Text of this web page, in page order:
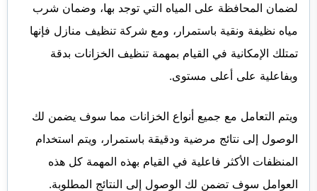
لضمان المحافظة على المياه التي توجد بها، وضمان شرب
مياه نظيفة ونقية باستمرار، ومع شركة تنظيف منازل فإنها
تمتلك الإمكانية في القيام بمهمة تنظيف الخزانات بدقة
وبفاعلية على أعلى مستوى.
ويتم التعامل مع جميع أنواع الخزانات مما سوف يضمن لك
الوصول إلى نتائج مرضية ودقيقة باستمرار، ويتم استخدام
المنظفات الأكثر فاعلية في القيام بهذه المهمة كل هذه
العوامل سوف تضمن لك الوصول إلى النتائج المطلوبة.